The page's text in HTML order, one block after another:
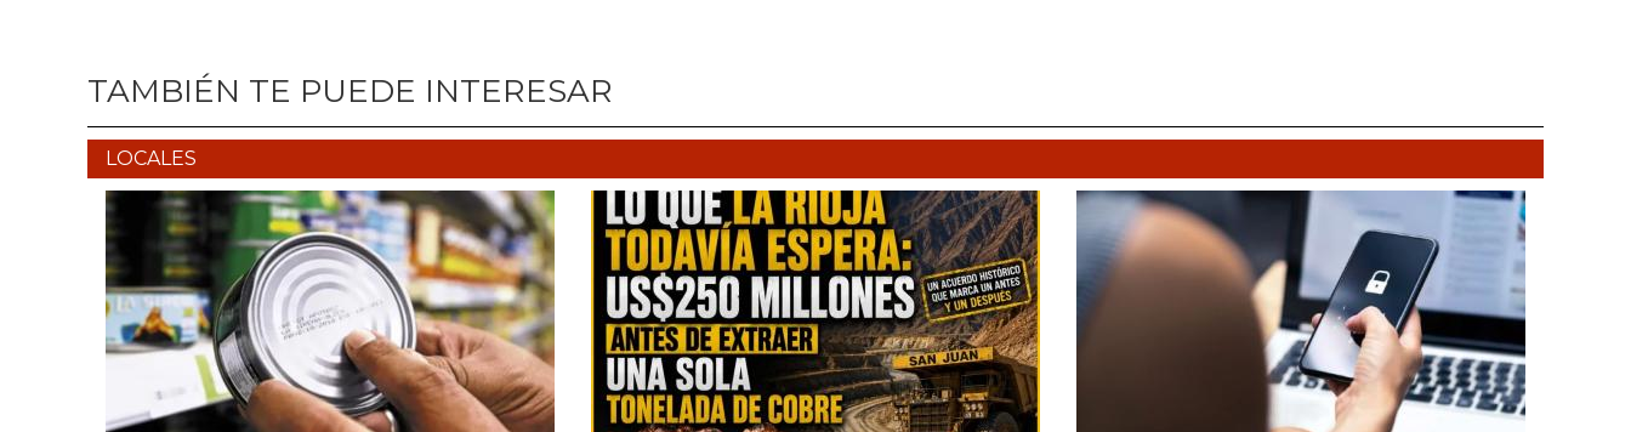
TAMBIÉN TE PUEDE INTERESAR
LOCALES